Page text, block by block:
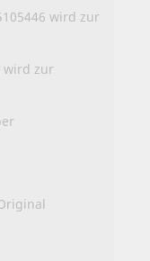
wird zur
wird zur